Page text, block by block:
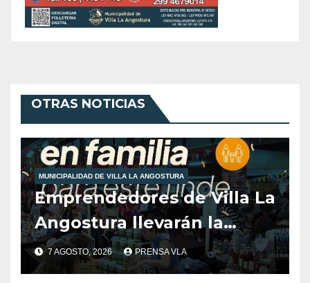
OTRAS NOTICIAS
MUNICIPALIDAD DE VILLA LA ANGOSTURA
Emprendedores de Villa La
Angostura llevarán la
producción local a Tienda
de Sabores.
7 AGOSTO, 2026 PRENSA VLA